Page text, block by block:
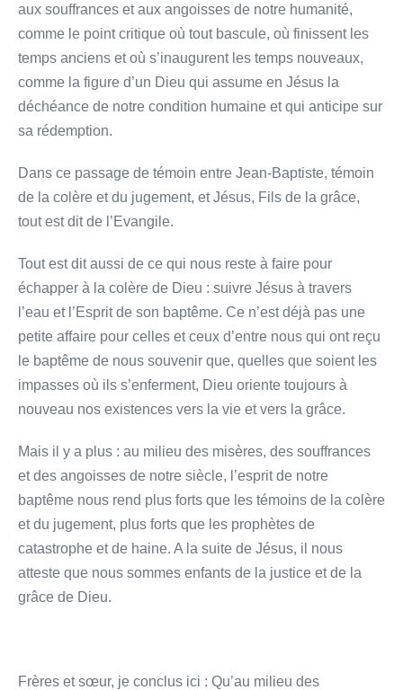
aux souffrances et aux angoisses de notre humanité,
comme le point critique où tout bascule, où finissent les
temps anciens et où s’inaugurent les temps nouveaux,
comme la figure d’un Dieu qui assume en Jésus la
déchéance de notre condition humaine et qui anticipe sur
sa rédemption.
Dans ce passage de témoin entre Jean-Baptiste, témoin
de la colère et du jugement, et Jésus, Fils de la grâce,
tout est dit de l’Evangile.
Tout est dit aussi de ce qui nous reste à faire pour
échapper à la colère de Dieu : suivre Jésus à travers
l’eau et l’Esprit de son baptême. Ce n’est déjà pas une
petite affaire pour celles et ceux d’entre nous qui ont reçu
le baptême de nous souvenir que, quelles que soient les
impasses où ils s’enferment, Dieu oriente toujours à
nouveau nos existences vers la vie et vers la grâce.
Mais il y a plus : au milieu des misères, des souffrances
et des angoisses de notre siècle, l’esprit de notre
baptême nous rend plus forts que les témoins de la colère
et du jugement, plus forts que les prophètes de
catastrophe et de haine. A la suite de Jésus, il nous
atteste que nous sommes enfants de la justice et de la
grâce de Dieu.
Frères et sœur, je conclus ici : Qu’au milieu des